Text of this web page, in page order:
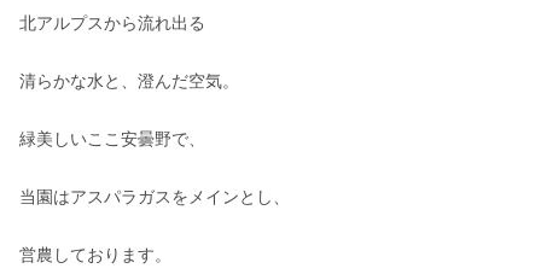
北アルプスから流れ出る
清らかな水と、澄んだ空気。
緑美しいここ安曇野で、
当園はアスパラガスをメインとし、
営農しております。